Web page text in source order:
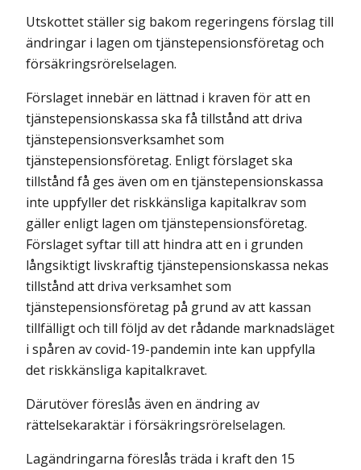
Utskottet ställer sig bakom regeringens förslag till
ändringar i lagen om tjänstepensionsföretag och
försäkringsrörelselagen.
Förslaget innebär en lättnad i kraven för att en
tjänstepensionskassa ska få tillstånd att driva
tjänstepensionsverksamhet som
tjänstepensionsföretag. Enligt förslaget ska
tillstånd få ges även om en tjänstepensionskassa
inte uppfyller det riskkänsliga kapitalkrav som
gäller enligt lagen om tjänstepensionsföretag.
Förslaget syftar till att hindra att en i grunden
långsiktigt livskraftig tjänstepensionskassa nekas
tillstånd att driva verksamhet som
tjänstepensionsföretag på grund av att kassan
tillfälligt och till följd av det rådande marknadsläget
i spåren av covid-19-pandemin inte kan uppfylla
det riskkänsliga kapitalkravet.
Därutöver föreslås även en ändring av
rättelsekaraktär i försäkringsrörelselagen.
Lagändringarna föreslås träda i kraft den 15